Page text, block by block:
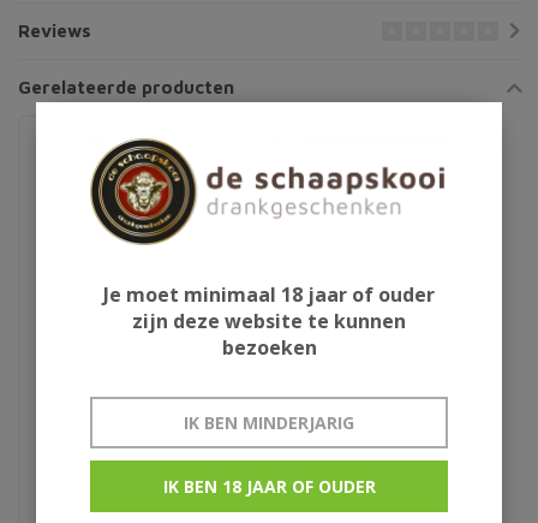
Reviews
Gerelateerde producten
Gouden Carolus Glas
Je moet minimaal 18 jaar of ouder
zijn deze website te kunnen
bezoeken
IK BEN MINDERJARIG
IK BEN 18 JAAR OF OUDER